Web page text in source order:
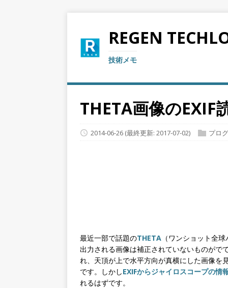
REGEN
技術メモ
THETA画像のEXIF
2014-06-26 (最終更新: 2017-07-02) プロ
最近一部で話題のTHETA （ワンショット全
出力される画像は補正されていないものがで
れ、天頂が上で水平方向が真横にした画像を
です。しかしEXIFからジャイロスコープの情
れるはずです。